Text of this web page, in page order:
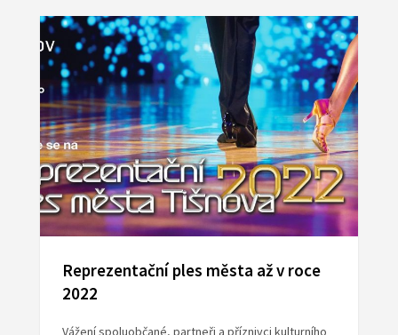
Reprezentační ples města až v roce
2022
Vážení spoluobčané, partneři a příznivci kulturního